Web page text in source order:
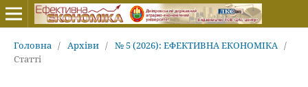
Головна / Архіви / № 5 (2026): ЕФЕКТИВНА ЕКОНОМІКА /
Статті